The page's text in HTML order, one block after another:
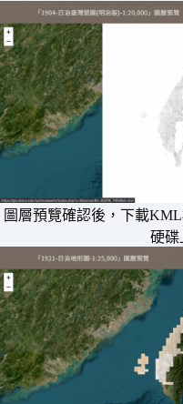
圖層預覽確認後，下載
硬碟